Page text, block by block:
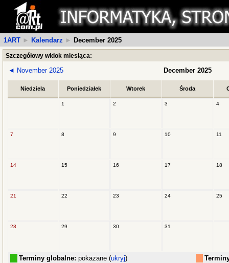
1ART ► Kalendarz ► December 2025
Szczegółowy widok miesiąca:
◄ November 2025 December 2025
Niedziela Poniedziałek Wtorek Środa
1 2 3 4
7 8 9 10 11
14 15 16 17 18
21 22 23 24 25
28 29 30 31
Terminy globalne: pokazane (ukryj)